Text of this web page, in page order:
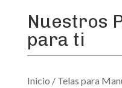
Nuestros
para ti
Inicio / Telas para